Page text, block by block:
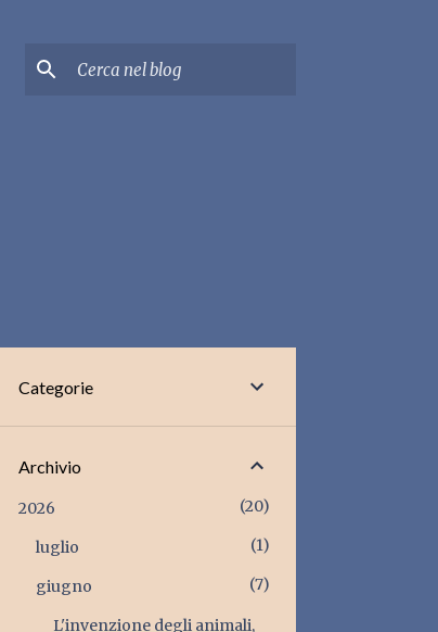
Categorie
Archivio
2026 20
luglio 1
giugno 7
L'invenzione degli animali,